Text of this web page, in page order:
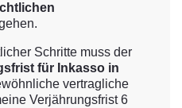
Schritte muss der
für Inkasso in
vertragliche
Verjährungsfrist 6